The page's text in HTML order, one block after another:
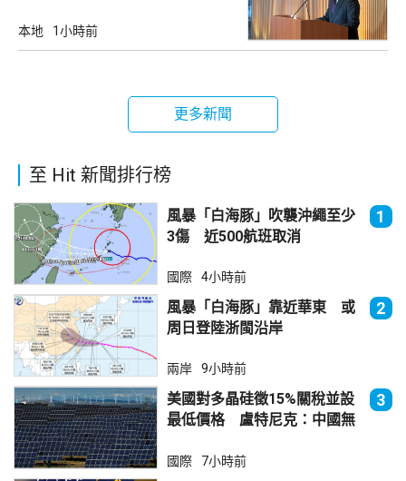
本地 1小時前
更多新聞
至 Hit 新聞排行榜
風暴「白海豚」吹襲沖繩至少
3傷 近500航班取消
1
國際 4小時前
風暴「白海豚」靠近華東 或
周日登陸浙閩沿岸
2
兩岸 9小時前
美國對多晶硅徵15%關稅並設
最低價格 盧特尼克：中國無
3
國際 7小時前